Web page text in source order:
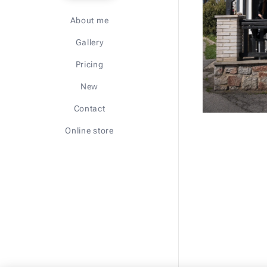
About me
Gallery
Pricing
New
Contact
Online store